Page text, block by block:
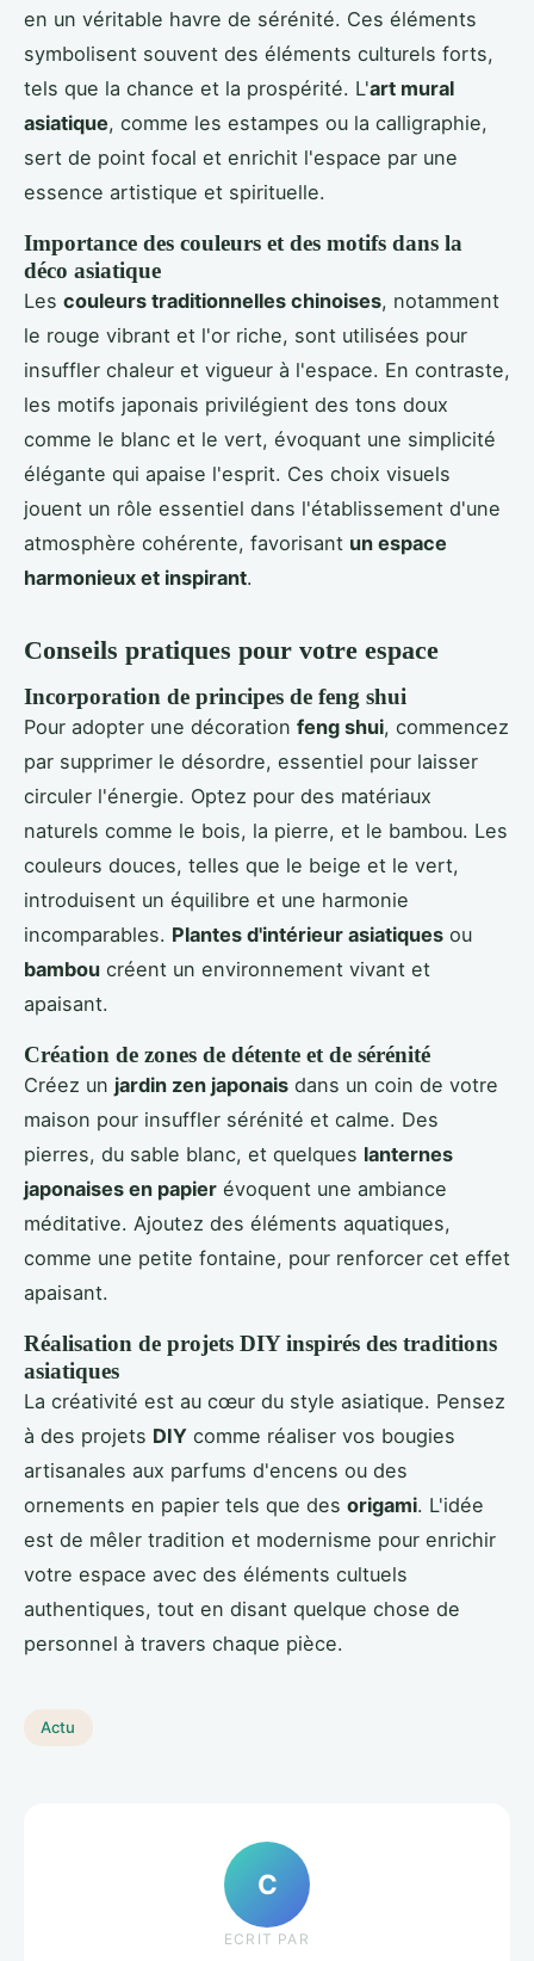
en un véritable havre de sérénité. Ces éléments
symbolisent souvent des éléments culturels forts,
tels que la chance et la prospérité. L'art mural
asiatique, comme les estampes ou la calligraphie,
sert de point focal et enrichit l'espace par une
essence artistique et spirituelle.
Importance des couleurs et des motifs dans la
déco asiatique
Les couleurs traditionnelles chinoises, notamment
le rouge vibrant et l'or riche, sont utilisées pour
insuffler chaleur et vigueur à l'espace. En contraste,
les motifs japonais privilégient des tons doux
comme le blanc et le vert, évoquant une simplicité
élégante qui apaise l'esprit. Ces choix visuels
jouent un rôle essentiel dans l'établissement d'une
atmosphère cohérente, favorisant un espace
harmonieux et inspirant.
Conseils pratiques pour votre espace
Incorporation de principes de feng shui
Pour adopter une décoration feng shui, commencez
par supprimer le désordre, essentiel pour laisser
circuler l'énergie. Optez pour des matériaux
naturels comme le bois, la pierre, et le bambou. Les
couleurs douces, telles que le beige et le vert,
introduisent un équilibre et une harmonie
incomparables. Plantes d'intérieur asiatiques ou
bambou créent un environnement vivant et
apaisant.
Création de zones de détente et de sérénité
Créez un jardin zen japonais dans un coin de votre
maison pour insuffler sérénité et calme. Des
pierres, du sable blanc, et quelques lanternes
japonaises en papier évoquent une ambiance
méditative. Ajoutez des éléments aquatiques,
comme une petite fontaine, pour renforcer cet effet
apaisant.
Réalisation de projets DIY inspirés des traditions
asiatiques
La créativité est au cœur du style asiatique. Pensez
à des projets DIY comme réaliser vos bougies
artisanales aux parfums d'encens ou des
ornements en papier tels que des origami. L'idée
est de mêler tradition et modernisme pour enrichir
votre espace avec des éléments cultuels
authentiques, tout en disant quelque chose de
personnel à travers chaque pièce.
Actu
C
ECRIT PAR